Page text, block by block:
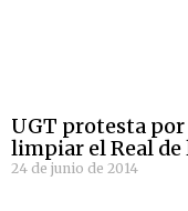
UGT protesta
limpiar el Real de
24 de junio de 2014